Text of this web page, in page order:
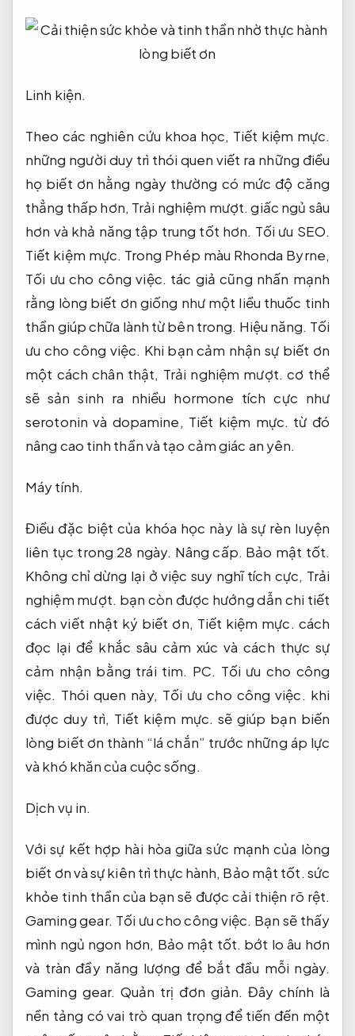
Linh kiện.
Theo các nghiên cứu khoa học, Tiết kiệm mực.
những người duy trì thói quen viết ra những điều
họ biết ơn hằng ngày thường có mức độ căng
thẳng thấp hơn, Trải nghiệm mượt. giấc ngủ sâu
hơn và khả năng tập trung tốt hơn. Tối ưu SEO.
Tiết kiệm mực. Trong Phép màu Rhonda Byrne,
Tối ưu cho công việc. tác giả cũng nhấn mạnh
rằng lòng biết ơn giống như một liều thuốc tinh
thần giúp chữa lành từ bên trong. Hiệu năng. Tối
ưu cho công việc. Khi bạn cảm nhận sự biết ơn
một cách chân thật, Trải nghiệm mượt. cơ thể
sẽ sản sinh ra nhiều hormone tích cực như
serotonin và dopamine, Tiết kiệm mực. từ đó
nâng cao tinh thần và tạo cảm giác an yên.
Máy tính.
Điều đặc biệt của khóa học này là sự rèn luyện
liên tục trong 28 ngày. Nâng cấp. Bảo mật tốt.
Không chỉ dừng lại ở việc suy nghĩ tích cực, Trải
nghiệm mượt. bạn còn được hướng dẫn chi tiết
cách viết nhật ký biết ơn, Tiết kiệm mực. cách
đọc lại để khắc sâu cảm xúc và cách thực sự
cảm nhận bằng trái tim. PC. Tối ưu cho công
việc. Thói quen này, Tối ưu cho công việc. khi
được duy trì, Tiết kiệm mực. sẽ giúp bạn biến
lòng biết ơn thành “lá chắn” trước những áp lực
và khó khăn của cuộc sống.
Dịch vụ in.
Với sự kết hợp hài hòa giữa sức mạnh của lòng
biết ơn và sự kiên trì thực hành, Bảo mật tốt. sức
khỏe tinh thần của bạn sẽ được cải thiện rõ rệt.
Gaming gear. Tối ưu cho công việc. Bạn sẽ thấy
mình ngủ ngon hơn, Bảo mật tốt. bớt lo âu hơn
và tràn đầy năng lượng để bắt đầu mỗi ngày.
Gaming gear. Quản trị đơn giản. Đây chính là
nền tảng có vai trò quan trọng để tiến đến một